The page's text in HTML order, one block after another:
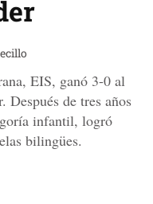
EIS, ganó 3-0 al
de tres años
infantil, logró
bilingües.